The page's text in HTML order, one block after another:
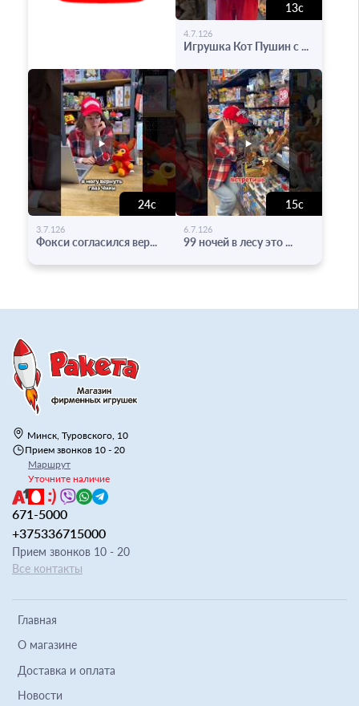
13с
4.7.126
Игрушка Кот Пушин с ...
24с
3.7.126
Фокси согласился вер...
15с
6.7.126
99 ночей в лесу это ...
Главная
О магазине
Доставка и оплата
Новости
Минск, Туровского, 10
Прием звонков 10 - 20
Маршрут
Уточните наличие
671-5000
+375336715000
Прием звонков 10 - 20
Все контакты